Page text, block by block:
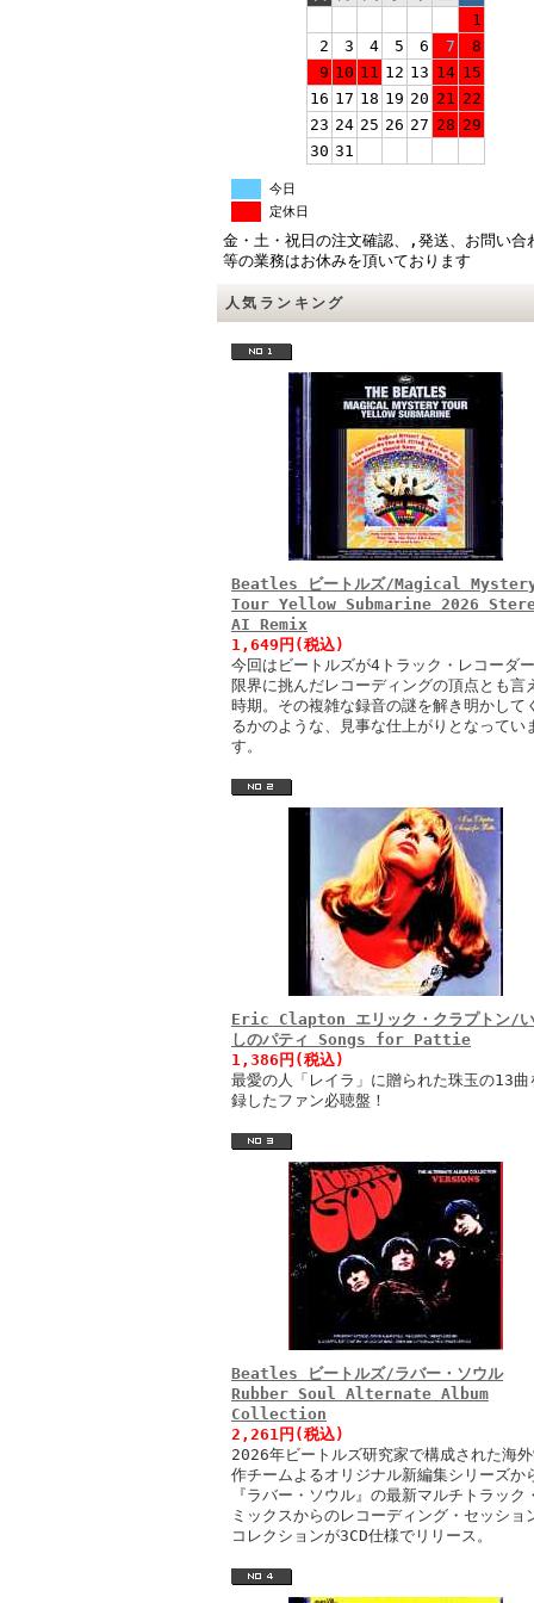
1
2
3 4 5 6 7
8
9 10 11 12 13 14 15
16 17 18 19 20 21 22
23 24 25 26 27 28 29
30 31
今日
定休日
金・土・祝日の注文確認、,発送、お問い合
等の業務はお休みを頂いております
人気ランキング
Beatles ビートルズ/Magical
Tour Yellow Submarine 2026
AI Remix
1,649円(税込)
今回はビートルズが4トラック・レコーダ
限界に挑んだレコーディングの頂点とも言
時期。その複雑な録音の謎を解き明かして
るかのような、見事な仕上がりとなってい
す。
Eric Clapton エリック・クラプトン/い
しのパティ Songs for Pattie
1,386円(税込)
最愛の人「レイラ」に贈られた珠玉の13曲
録したファン必聴盤！
Beatles ビートルズ/ラバー・ソウル
Rubber Soul Alternate Album
Collection
2,261円(税込)
2026年ビートルズ研究家で構成された海外
作チームよるオリジナル新編集シリーズか
『ラバー・ソウル』の最新マルチトラック
ミックスからのレコーディング・セッショ
コレクションが3CD仕様でリリース。